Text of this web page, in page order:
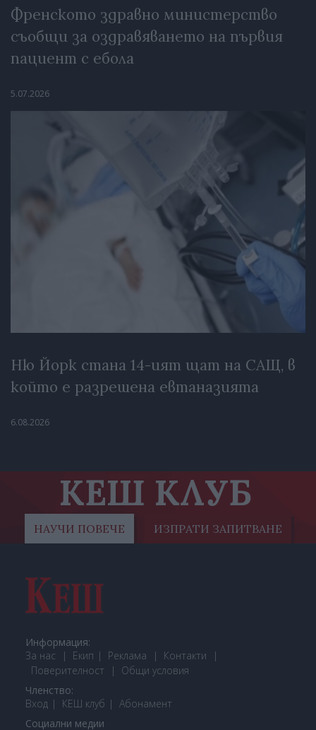
Френското здравно министерство
съобщи за оздравяването на първия
пациент с ебола
5.07.2026
Ню Йорк стана 14-ият щат на САЩ, в
който е разрешена евтаназията
6.08.2026
КЕШ КЛУБ
НАУЧИ ПОВЕЧЕ ИЗПРАТИ ЗАПИТВАНЕ
Информация:
За нас
Екип Реклама
Контакти
Поверителност
Общи условия
Членство:
Вход
КЕШ клуб Абонамент
Социални медии